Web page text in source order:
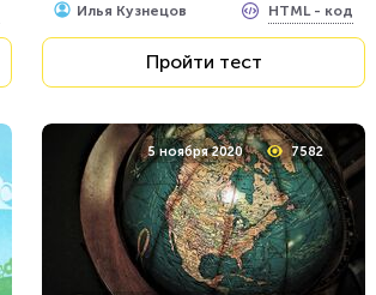
Илья Кузнецов HTML - код
Пройти тест
5 ноября 2020 7582